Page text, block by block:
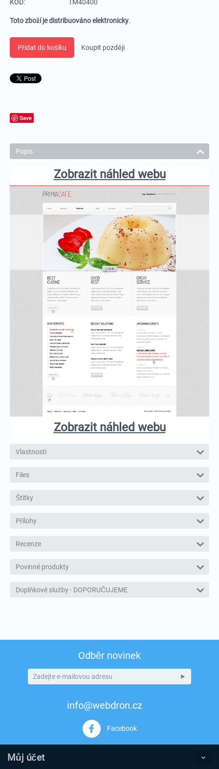
KÓD: TM40400
Toto zboží je distribuováno elektronicky.
Přidat do košíku Koupit později
Save
Popis
Zobrazit náhled webu
Zobrazit náhled webu
Vlastnosti
Files
Štítky
Přílohy
Recenze
Povinné produkty
Doplňkové služby - DOPORUČUJEME
Odběr novinek
info@webdron.cz
Facebook
Můj účet